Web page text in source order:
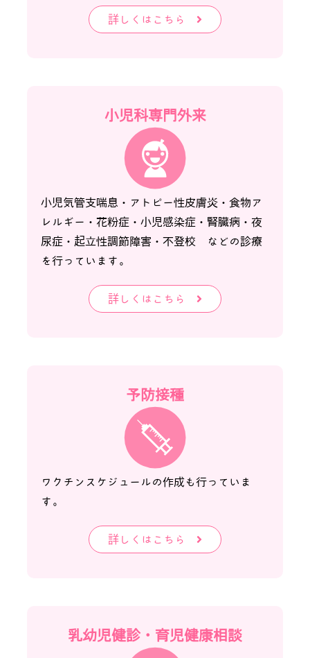
詳しくはこちら
小児科専門外来
小児気管支喘息・アトピー性皮膚炎・食物ア
レルギー・花粉症・小児感染症・腎臓病・夜
尿症・起立性調節障害・不登校 などの診療
を行っています。
詳しくはこちら
予防接種
ワクチンスケジュールの作成も行っていま
す。
詳しくはこちら
乳幼児健診・ 育児健康相談